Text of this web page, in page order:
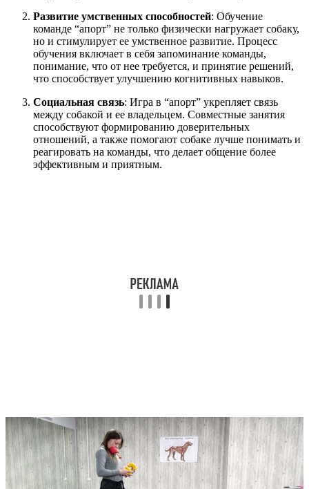
Развитие умственных способностей: Обучение
команде “апорт” не только физически нагружает собаку,
но и стимулирует ее умственное развитие. Процесс
обучения включает в себя запоминание команды,
понимание, что от нее требуется, и принятие решений,
что способствует улучшению когнитивных навыков.
Социальная связь: Игра в “апорт” укрепляет связь
между собакой и ее владельцем. Совместные занятия
способствуют формированию доверительных
отношений, а также помогают собаке лучше понимать и
реагировать на команды, что делает общение более
эффективным и приятным.